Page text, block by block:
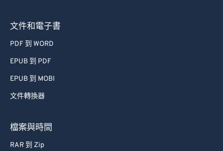
文件和電子書
PDF 到 WORD
EPUB 到 PDF
EPUB 到 MOBI
文件轉換器
檔案與時間
RAR 到 Zip